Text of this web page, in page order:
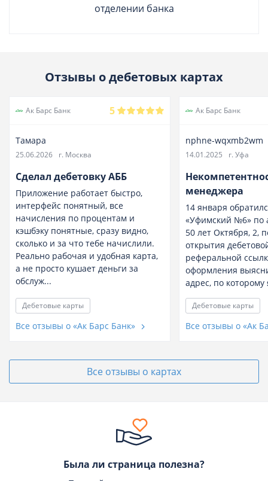
отделении банка
Отзывы о дебетовых картах
Ак Барс Банк 5
Тамара
25.06.2026 г. Москва
Сделал дебетовку АББ
Приложение работает быстро,
интерфейс понятный, все
начисления по процентам и
кэшбэку понятные, сразу видно,
сколько и за что тебе начислили.
Реально рабочая и удобная карта,
а не просто кушает деньги за
обслуж...
Дебетовые карты
Все отзывы о «Ак Барс Банк»
Ак Барс Банк
nphne-wqxmb2wm
14.01.2025 г. Уфа
менеджера
14 января
«Уфимский №6» по
50 лет Октября, 2,
открытия
реферальной
оформления
адрес, по которому
Дебетовые карты
Все отзывы о «Ак
Все отзывы о картах
Была ли страница полезна?